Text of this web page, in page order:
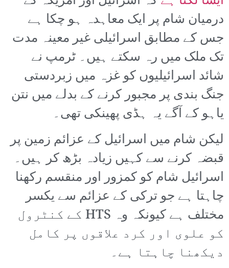
درمیان شام پر ایک معاہدہ ہو چکا ہے
جس کے مطابق اسرائیلی غیر معینہ مدت
تک ملک میں رہ سکتے ہیں۔ ٹرمپ نے
شائد اسرائیلیوں کو غزہ میں زبردستی
جنگ بندی پر مجبور کرنے کے بدلے میں نتن
یاہو کے آگے یہ ہڈی پھینکی تھی۔
لیکن شام میں اسرائیل کے عزائم زمین پر
قبضہ کرنے سے کہیں زیادہ بڑھ کر ہیں۔
اسرائیل شام کو کمزور اور منقسم رکھنا
چاہتا ہے جو ترکی کے عزائم سے یکسر
مختلف ہے کیونکہ وہ HTS کے کنٹرول
کو علوی اور کرد علاقوں پر کامل
دیکھنا چاہتا ہے۔